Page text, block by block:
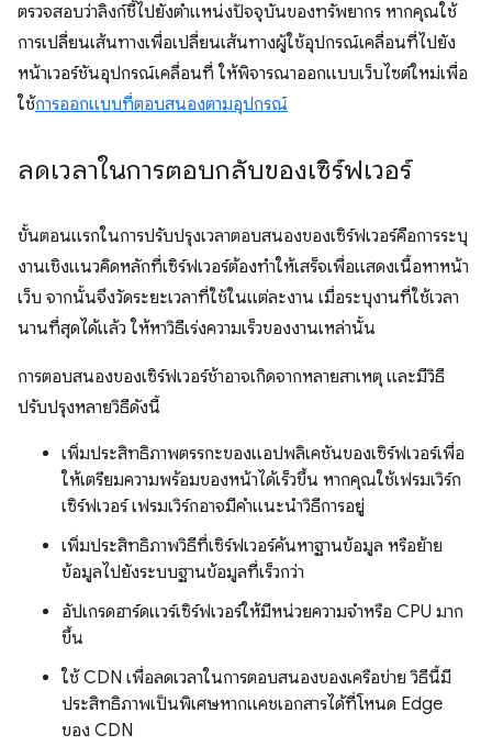
ตรวจสอบว่าลิงก์ชี้ไปยังตำแหน่งปัจจุบันของทรัพยากร หากคุณใช้
การเปลี่ยนเส้นทางเพื่อเปลี่ยนเส้นทางผู้ใช้อุปกรณ์เคลื่อนที่ไปยัง
หน้าเวอร์ชันอุปกรณ์เคลื่อนที่ ให้พิจารณาออกแบบเว็บไซต์ใหม่เพื่อ
ใช้การออกแบบที่ตอบสนองตามอุปกรณ์
ลดเวลาในการตอบกลับของเซิร์ฟเวอร์
ขั้นตอนแรกในการปรับปรุงเวลาตอบสนองของเซิร์ฟเวอร์คือการระบุ
งานเชิงแนวคิดหลักที่เซิร์ฟเวอร์ต้องทำให้เสร็จเพื่อแสดงเนื้อหาหน้า
เว็บ จากนั้นจึงวัดระยะเวลาที่ใช้ในแต่ละงาน เมื่อระบุงานที่ใช้เวลา
นานที่สุดได้แล้ว ให้หาวิธีเร่งความเร็วของงานเหล่านั้น
การตอบสนองของเซิร์ฟเวอร์ช้าอาจเกิดจากหลายสาเหตุ และมีวิธี
ปรับปรุงหลายวิธีดังนี้
เพิ่มประสิทธิภาพตรรกะของแอปพลิเคชันของเซิร์ฟเวอร์เพื่อ
ให้เตรียมความพร้อมของหน้าได้เร็วขึ้น หากคุณใช้เฟรมเวิร์ก
เซิร์ฟเวอร์ เฟรมเวิร์กอาจมีคำแนะนำวิธีการอยู่
เพิ่มประสิทธิภาพวิธีที่เซิร์ฟเวอร์ค้นหาฐานข้อมูล หรือย้าย
ข้อมูลไปยังระบบฐานข้อมูลที่เร็วกว่า
อัปเกรดฮาร์ดแวร์เซิร์ฟเวอร์ให้มีหน่วยความจำหรือ CPU มาก
ขึ้น
ใช้ CDN เพื่อลดเวลาในการตอบสนองของเครือข่าย วิธีนี้มี
ประสิทธิภาพเป็นพิเศษหากแคชเอกสารได้ที่โหนด Edge
ของ CDN